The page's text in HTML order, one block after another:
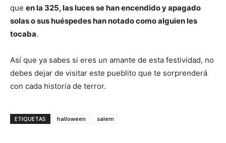
que en la 325, las luces se han encendido y apagado
solas o sus huéspedes han notado como alguien les
tocaba.
Así que ya sabes si eres un amante de esta festividad, no
debes dejar de visitar este pueblito que te sorprenderá
con cada historia de terror.
ETIQUETAS halloween salem